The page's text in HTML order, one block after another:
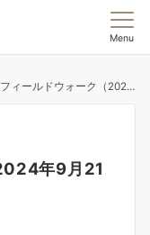
Menu
ールドウォーク（2024年9月21日）
年9月21